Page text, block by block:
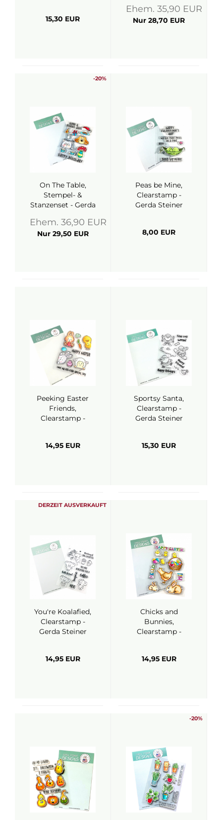
15,30 EUR
Ehem. 35,90 EUR
Nur 28,70 EUR
-20%
On The Table,
Stempel- &
Stanzenset - Gerda
Ehem. 36,90 EUR
Nur 29,50 EUR
Peas be Mine,
Clearstamp -
Gerda Steiner
8,00 EUR
Peeking Easter
Friends,
Clearstamp -
14,95 EUR
Sportsy Santa,
Clearstamp -
Gerda Steiner
15,30 EUR
DERZEIT AUSVERKAUFT
You're Koalafied,
Clearstamp -
Gerda Steiner
14,95 EUR
Chicks and
Bunnies,
Clearstamp -
14,95 EUR
-20%